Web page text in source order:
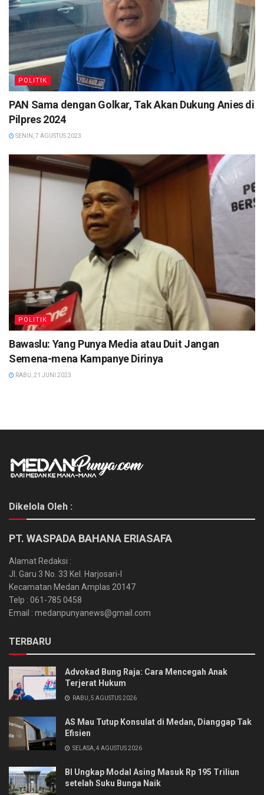
POLITIK
PAN Sama dengan Golkar, Tak Akan Dukung Anies di
Pilpres 2024
SENIN, 7 AGUSTUS 2023
POLITIK
Bawaslu: Yang Punya Media atau Duit Jangan
Semena-mena Kampanye Dirinya
RABU, 21 JUNI 2023
Dikelola Oleh :
PT. WASPADA BAHANA ERIASAFA
Alamat Redaksi :
Jl. Garu 3 No. 33 Kel. Harjosari-I
Kecamatan Medan Amplas 20147
Telp : 061-785 0458
Email : medanpunyanews@gmail.com
TERBARU
Advokad Bung Raja: Cara Mencegah Anak
Terjerat Hukum
RABU, 5 AGUSTUS 2026
AS Mau Tutup Konsulat di Medan, Dianggap Tak
Efisien
SELASA, 4 AGUSTUS 2026
BI Ungkap Modal Asing Masuk Rp 195 Triliun
setelah Suku Bunga Naik